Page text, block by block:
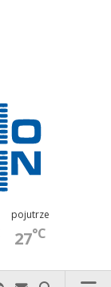
pojutrze
27°C